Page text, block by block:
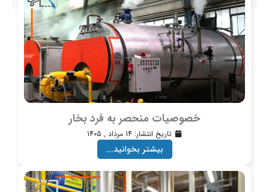
خصوصیات منحصر به فرد بخار
تاریخ انتشار: 14 مرداد , 1405
بیشتر بخوانید...